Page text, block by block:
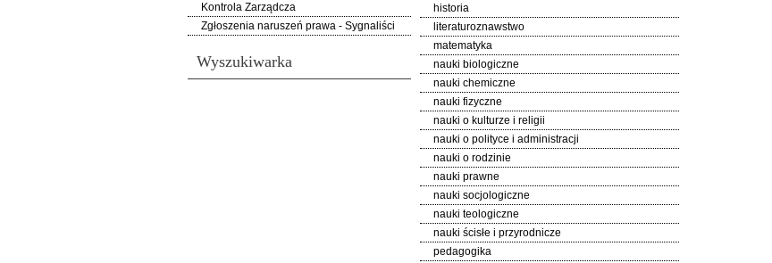
Kontrola Zarządcza
Zgłoszenia naruszeń prawa - Sygnaliści
Wyszukiwarka
historia
literaturoznawstwo
matematyka
nauki biologiczne
nauki chemiczne
nauki fizyczne
nauki o kulturze i religii
nauki o polityce i administracji
nauki o rodzinie
nauki prawne
nauki socjologiczne
nauki teologiczne
nauki ścisłe i przyrodnicze
pedagogika